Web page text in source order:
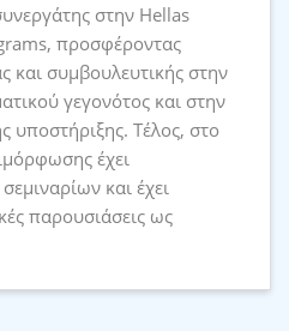
στην Hellas
προσφέροντας
και συμβουλευτικής στην
γεγονότος και στην
υποστήριξης. Τέλος, στο
έχει
και έχει
παρουσιάσεις ως